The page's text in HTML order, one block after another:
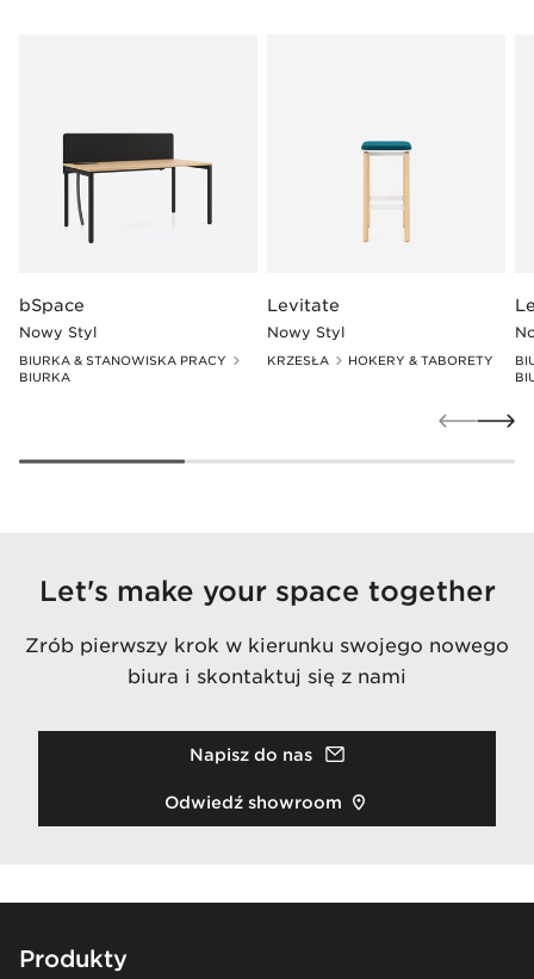
bSpace
Nowy Styl
BIURKA & STANOWISKA PRACY
BIURKA
Levitate
Nowy Styl
KRZESŁA HOKERY & TABORETY
Let's make your space together
Zrób pierwszy krok w kierunku swojego nowego
biura i skontaktuj się z nami
Napisz do nas
Odwiedź showroom
Footer
Produkty